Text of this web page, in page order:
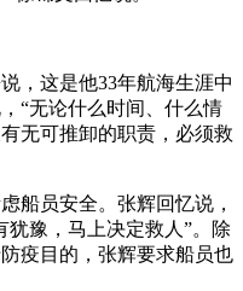
，这是他33年航海生涯中
“无论什么时间、什么情
无可推卸的职责，必须救
船员安全。张辉回忆说，
犹豫，马上决定救人”。除
疫目的，张辉要求船员也